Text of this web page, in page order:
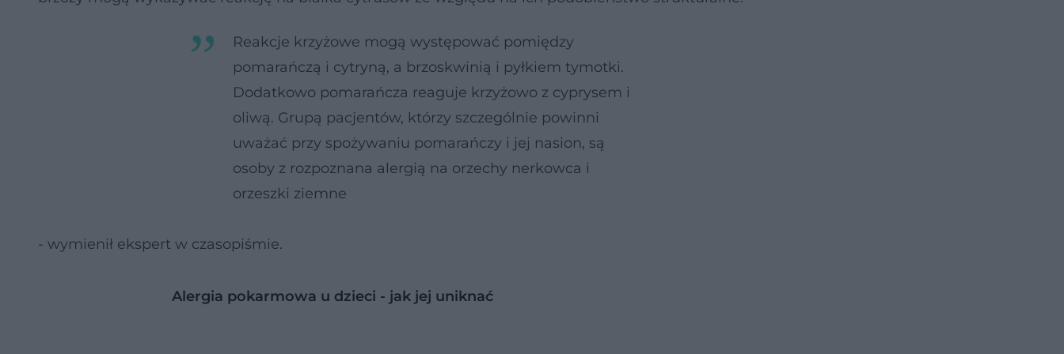
Reakcje krzyżowe mogą występować pomiędzy
pomarańczą i cytryną, a brzoskwinią i pyłkiem tymotki.
Dodatkowo pomarańcza reaguje krzyżowo z cyprysem i
oliwą. Grupą pacjentów, którzy szczególnie powinni
uważać przy spożywaniu pomarańczy i jej nasion, są
osoby z rozpoznana alergią na orzechy nerkowca i
orzeszki ziemne
- wymienił ekspert w czasopiśmie.
Alergia pokarmowa u dzieci - jak jej uniknać